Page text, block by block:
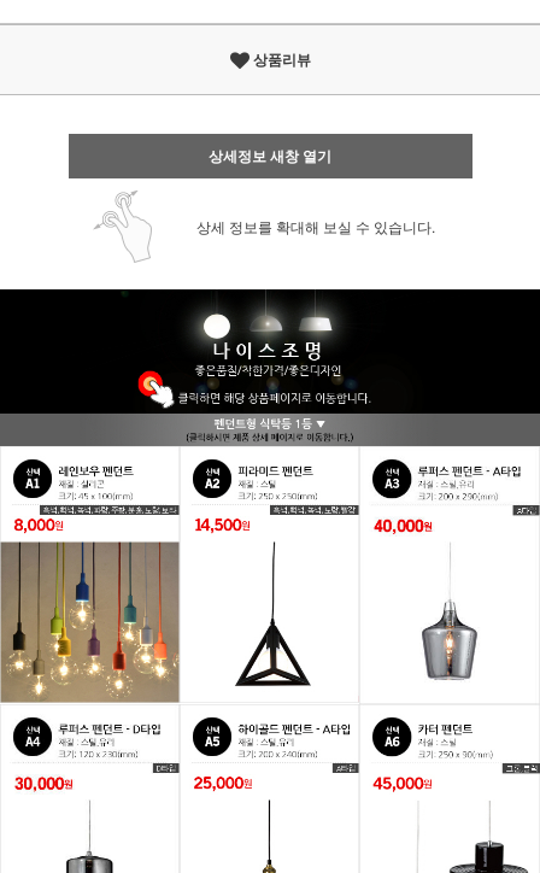
상품리뷰
상세정보 새창 열기
상세 정보를 확대해 보실 수 있습니다.